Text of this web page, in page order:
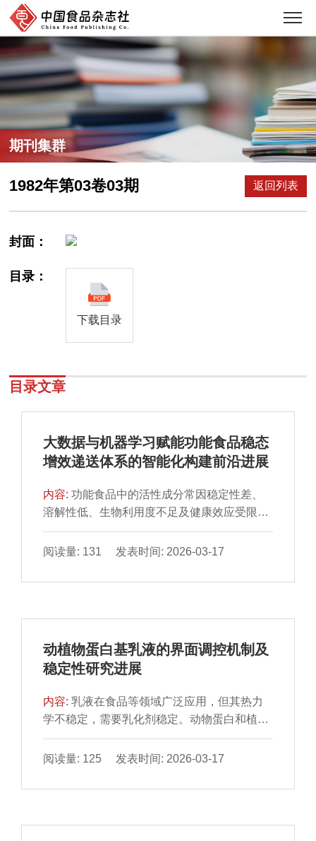
期刊集群
1982年第03卷03期 返回列表
封面：
目录：
下载目录
目录文章
大数据与机器学习赋能功能食品稳态
增效递送体系的智能化构建前沿进展
内容:功能食品中的活性成分常因稳定性差、
溶解性低、生物利用度不足及健康效应受限而
难以发挥应有效性能。稳态增效递送体系
（shelf-stable and efficacy-enhanced delivery
埋、靶向控释、吸收增强及协同复配等策略，
为解决上述问题的重要途径。然而，传统构建
问题。本文综述大数据与机器学习（machine
learning，ML）在SSEEDS智能构建中的最新
设计、释放行为预测及多目标工艺优化等方面
的应用。重点评述稳态增效体系的ML建模、
释放动力学预测与贝叶斯优化工艺调控的典型
案例，并阐释ML在提升包封率、延长稳定性
阅读量: 131 发表时间: 2026-03-17
动植物蛋白基乳液的界面调控机制及
稳定性研究进展
内容:乳液在食品等领域广泛应用，但其热力
学不稳定，需要乳化剂稳定。动物蛋白和植物
蛋白作为常见乳化剂，因分子结构差异，在乳
液界面稳定中表现出不同优势。本文综述动植
展，并对比不同来源蛋白在乳化特性与界面稳
乳液、高内相乳液和Pickering乳液等不同类型
阅读量: 125 发表时间: 2026-03-17